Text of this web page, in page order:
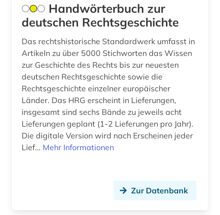
bibliothek (6)
bibliothekssigel (1)
bilanz (2)
bilanzierung (1)
bilanzrecht (3)
bilanzsteuerrecht (1)
bildarchiv (2)
bildband (1)
bildstock (1)
Handwörterbuch zur
deutschen Rechtsgeschichte
Das rechtshistorische Standardwerk umfasst in
Artikeln zu über 5000 Stichworten das Wissen
zur Geschichte des Rechts bis zur neuesten
deutschen Rechtsgeschichte sowie die
Rechtsgeschichte einzelner europäischer
Länder. Das HRG erscheint in Lieferungen,
insgesamt sind sechs Bände zu jeweils acht
Lieferungen geplant (1-2 Lieferungen pro Jahr).
Die digitale Version wird nach Erscheinen jeder
Lief... Mehr Informationen
Zur Datenbank